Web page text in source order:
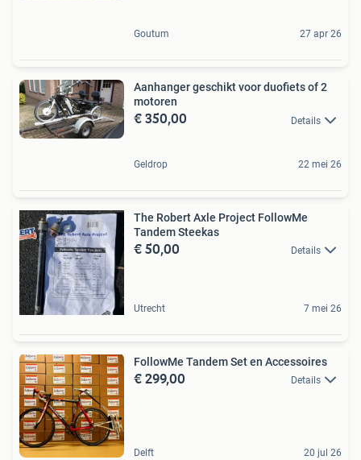
Goutum 27 apr 26
Aanhanger geschikt voor duofiets of 2
motoren
€ 350,00 Details
Geldrop 22 mei 26
The Robert Axle Project FollowMe
Tandem Steekas
€ 50,00 Details
Utrecht 7 mei 26
FollowMe Tandem Set en Accessoires
€ 299,00 Details
Delft 20 jul 26